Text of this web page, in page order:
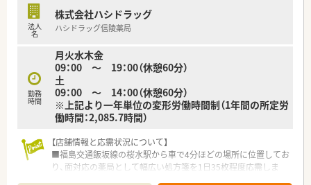
おり、座り投薬を実施するケースもあります。
■薬物治療を主とする薬局機能、健康相談・予防医療のヘルスサ
この3つを軸に「最も身近なヘルスケアセンター」として地域の
生活者医療を担い続けています。
法人
名
株式会社ハシドラッグ
ハシドラッグ信陵薬局
勤務
時間
月火水木金
09：00 ～ 19：00（休憩60分）
土
09：00 ～ 14：00（休憩60分）
※上記より一年単位の変形労働時間制（1年間の所定労
働時間：2,085.7時間）
【店舗情報と応需状況について】
■福島交通飯坂線の桜水駅から車で4分ほどの場所に位置してお
り、面対応の薬局として幅広い処方箋を1日35枚程度応需しま